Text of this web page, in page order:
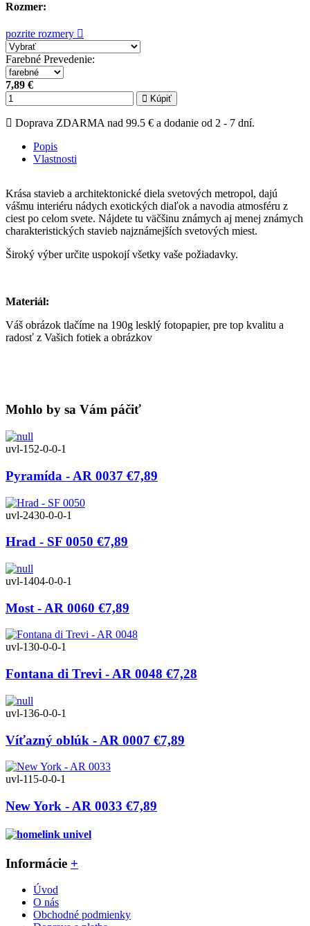
Rozmer:
pozrite rozmery
Farebné Prevedenie:
7,89 €
Kúpiť
Doprava ZDARMA nad 99.5 € a dodanie od 2 - 7 dní.
Popis
Vlastnosti
Krása stavieb a architektonické diela svetových metropol, dajú
vášmu interiéru nádych exotických diaľok a navodia atmosféru z
ciest po celom svete. Nájdete tu väčšinu známych aj menej známych
charakteristických stavieb najznámejších svetových miest.
Široký výber určite uspokojí všetky vaše požiadavky.
Materiál:
Váš obrázok tlačíme na 190g lesklý fotopapier, pre top kvalitu a
radosť z Vašich fotiek a obrázkov
Mohlo by sa Vám páčiť
uvl-152-0-0-1
Pyramída - AR 0037 €7,89
uvl-2430-0-0-1
Hrad - SF 0050 €7,89
uvl-1404-0-0-1
Most - AR 0060 €7,89
uvl-130-0-0-1
Fontana di Trevi - AR 0048 €7,28
uvl-136-0-0-1
Víťazný oblúk - AR 0007 €7,89
uvl-115-0-0-1
New York - AR 0033 €7,89
Informácie +
Úvod
O nás
Obchodné podmienky